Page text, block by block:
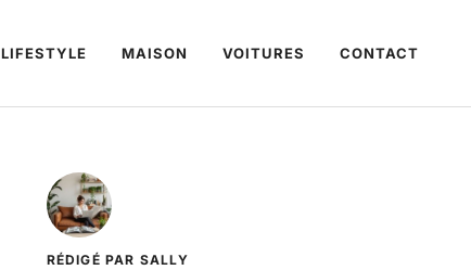
LIFESTYLE MAISON VOITURES CONTACT
RÉDIGÉ PAR SALLY